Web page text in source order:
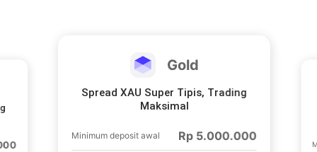
Gold
Spread XAU Super Tipis, Trading
Maksimal
Minimum deposit awal Rp 5.000.000